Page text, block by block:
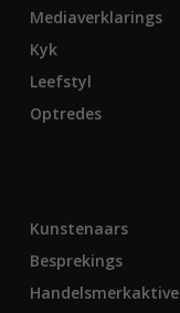
Mediaverklarings
Kyk
Leefstyl
Optredes
Kunstenaars
Besprekings